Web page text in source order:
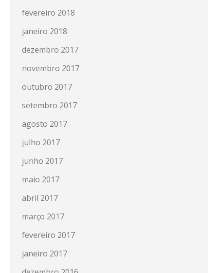
fevereiro 2018
janeiro 2018
dezembro 2017
novembro 2017
outubro 2017
setembro 2017
agosto 2017
julho 2017
junho 2017
maio 2017
abril 2017
março 2017
fevereiro 2017
janeiro 2017